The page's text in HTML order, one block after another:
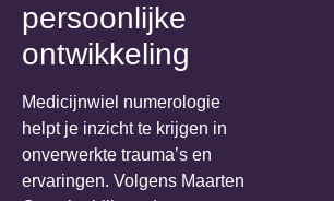
persoonlijke
ontwikkeling
Medicijnwiel numerologie
helpt je inzicht te krijgen in
onverwerkte trauma’s en
ervaringen. Volgens Maarten